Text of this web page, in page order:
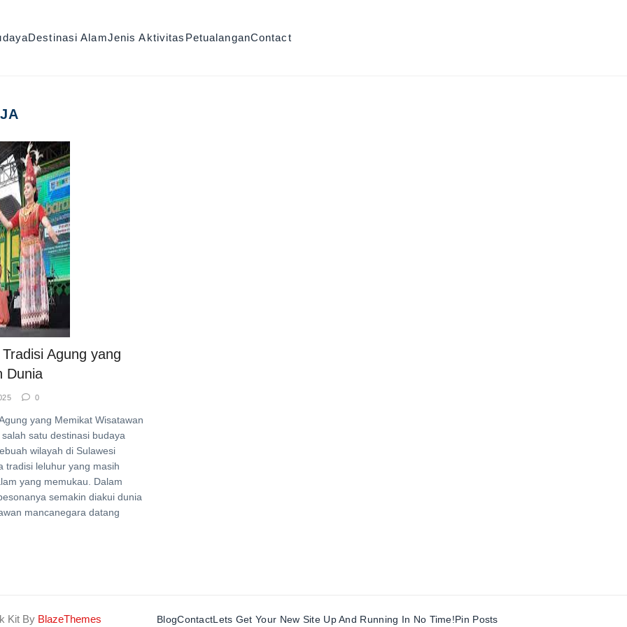
Destinasi AlamJenis Aktivitas PetualanganContact
Agung yang
Dunia
0
yang Memikat Wisatawan
satu destinasi budaya
wilayah di Sulawesi
tradisi leluhur yang masih
yang memukau. Dalam
semakin diakui dunia
mancanegara datang
Kit By BlazeThemes BlogContactLets Get Your New Site Up And Running In No Time!Pin Posts